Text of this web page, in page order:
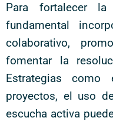
Para fortalecer
fundamental
colaborativo,
fomentar la
Estrategias como
proyectos, el uso
escucha activa